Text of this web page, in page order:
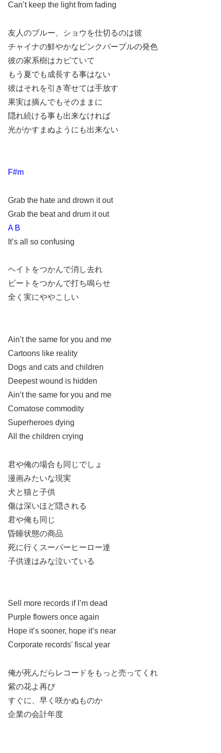
Can’t keep the light from fading
友人のブルー、ショウを仕切るのは彼
チャイナの鮮やかなピンクパープルの発色
彼の家系樹はカビていて
もう夏でも成長する事はない
彼はそれを引き寄せては手放す
果実は摘んでもそのままに
隠れ続ける事も出来なければ
光がかすまぬようにも出来ない
F#m
Grab the hate and drown it out
Grab the beat and drum it out
A B
It’s all so confusing
ヘイトをつかんで消し去れ
ビートをつかんで打ち鳴らせ
全く実にややこしい
Ain’t the same for you and me
Cartoons like reality
Dogs and cats and children
Deepest wound is hidden
Ain’t the same for you and me
Comatose commodity
Superheroes dying
All the children crying
君や俺の場合も同じでしょ
漫画みたいな現実
犬と猫と子供
傷は深いほど隠される
君や俺も同じ
昏睡状態の商品
死に行くスーパーヒーロー達
子供達はみな泣いている
Sell more records if I’m dead
Purple flowers once again
Hope it’s sooner, hope it’s near
Corporate records’ fiscal year
俺が死んだらレコードをもっと売ってくれ
紫の花よ再び
すぐに、早く咲かぬものか
企業の会計年度